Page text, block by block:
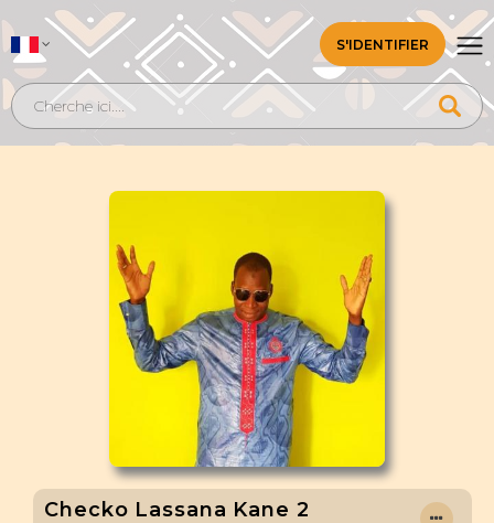
S'IDENTIFIER
Checko Lassana Kane 2